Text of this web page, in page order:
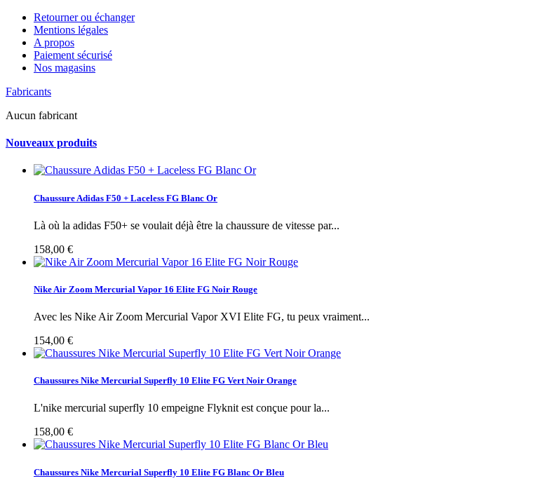
Retourner ou échanger
Mentions légales
A propos
Paiement sécurisé
Nos magasins
Fabricants
Aucun fabricant
Nouveaux produits
Chaussure Adidas F50 + Laceless FG Blanc Or
Là où la adidas F50+ se voulait déjà être la chaussure de vitesse par...
158,00 €
Nike Air Zoom Mercurial Vapor 16 Elite FG Noir Rouge
Avec les Nike Air Zoom Mercurial Vapor XVI Elite FG, tu peux vraiment...
154,00 €
Chaussures Nike Mercurial Superfly 10 Elite FG Vert Noir Orange
L'nike mercurial superfly 10 empeigne Flyknit est conçue pour la...
158,00 €
Chaussures Nike Mercurial Superfly 10 Elite FG Blanc Or Bleu